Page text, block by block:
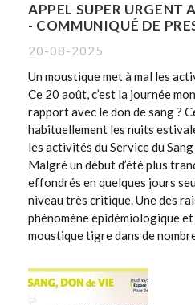
APPEL SUPER URGENT
- COMMUNIQUÉ DE
20-08-2025
Un moustique met à mal les
Ce 20 août, c’est la journée
rapport avec le don de sang ?
habituellement les nuits
les activités du Service du
Malgré un début d’été plus
effondrés en quelques jours
niveau très critique. Une des
phénomène épidémiologique
moustique tigre dans de